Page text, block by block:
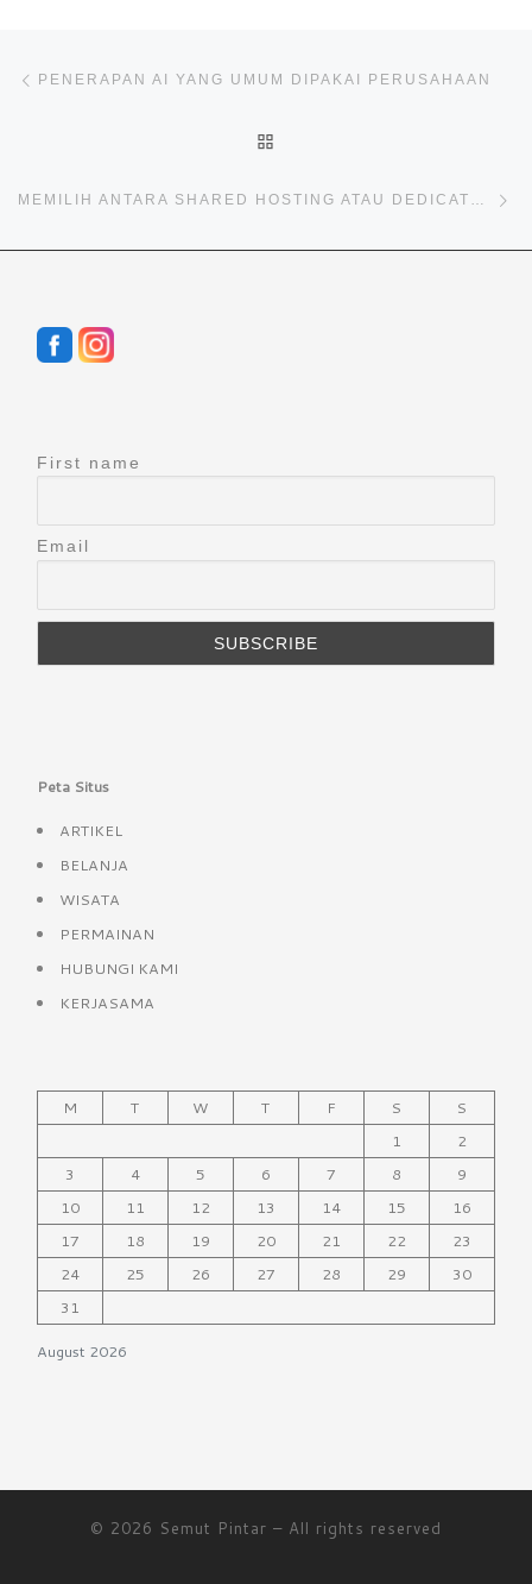
Post navigation
PENERAPAN AI YANG UMUM DIPAKAI PERUSAHAAN
First name
Email
Peta Situs
ARTIKEL
BELANJA
WISATA
PERMAINAN
HUBUNGI KAMI
KERJASAMA
August 2026
M T W T F S
S
1
2
3
4 5 6 7 8
9
10
11 12 13 14 15
16
17
18 19 20 21 22
23
24
25 26 27 28 29
30
31
© 2026 Semut Pintar – All rights reserved